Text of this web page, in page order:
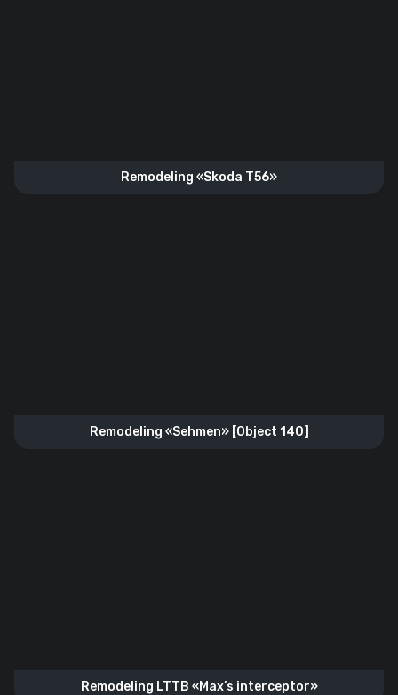
Remodeling «Skoda T56»
Remodeling «Sehmen» [Object 140]
Remodeling LTTB «Max’s interceptor»